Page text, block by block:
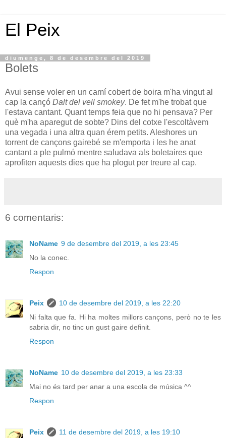
El Peix
diumenge, 8 de desembre del 2019
Bolets
Avui sense voler en un camí cobert de boira m'ha vingut al
cap la cançó Dalt del vell smokey. De fet m'he trobat que
l'estava cantant. Quant temps feia que no hi pensava? Per
què m'ha aparegut de sobte? Dins del cotxe l'escoltàvem
una vegada i una altra quan érem petits. Aleshores un
torrent de cançons gairebé se m'emporta i les he anat
cantant a ple pulmó mentre saludava als boletaires que
aprofiten aquests dies que ha plogut per treure al cap.
6 comentaris:
NoName 9 de desembre del 2019, a les 23:45
No la conec.
Respon
Peix
10 de desembre del 2019, a les 22:20
Ni falta que fa. Hi ha moltes millors cançons, però no te les
sabria dir, no tinc un gust gaire definit.
Respon
NoName 10 de desembre del 2019, a les 23:33
Mai no és tard per anar a una escola de música ^^
Respon
Peix
11 de desembre del 2019, a les 19:10